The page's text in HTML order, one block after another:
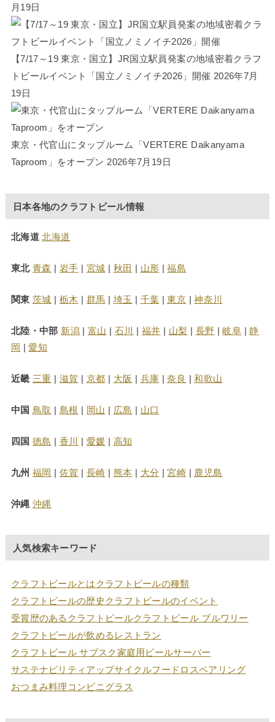
月19日
【7/17～19 東京・国立】JR国立駅員発案の地域密着クラフ
トビールイベント「国立ノミノイチ2026」開催 2026年7月
19日
東京・代官山にタップルーム「VERTERE Daikanyama
Taproom」をオープン 2026年7月19日
日本各地のクラフトビール情報
北海道 北海道
東北 青森 | 岩手 | 宮城 | 秋田 | 山形 |福島
関東 茨城 | 栃木 | 群馬 | 埼玉 | 千葉 |東京 |神奈川
北陸・中部 新潟|富山 | 石川 | 福井 | 山梨 | 長野 |岐阜 |静
岡 |愛知
近畿 三重 | 滋賀 | 京都 | 大阪 | 兵庫 |奈良 |和歌山
中国 鳥取 | 島根 | 岡山 | 広島 | 山口
四国 徳島 | 香川 | 愛媛 | 高知
九州 福岡 | 佐賀 | 長崎 | 熊本 | 大分 |宮崎 | 鹿児島
沖縄 沖縄
人気検索キーワード
クラフトビールとは クラフトビールの種類
クラフトビールの歴史 クラフトビールのイベント
受賞歴のあるクラフトビールクラフトビール ブルワリー
クラフトビールが飲めるレストラン
クラフトビール サブスク家庭用ビールサーバー
サステナビリティ アップサイクルフードロスペアリング
おつまみ料理 コンビニグラス